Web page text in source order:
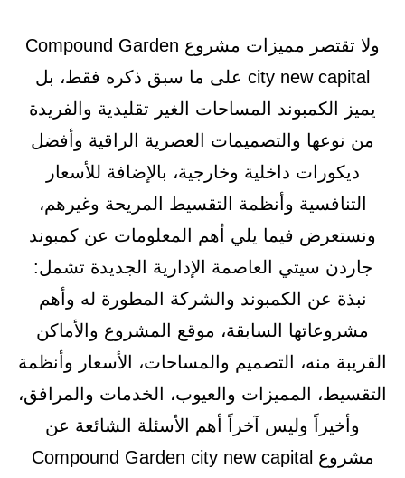
ولا تقتصر مميزات مشروع Compound Garden
city new capital على ما سبق ذكره فقط، بل
يميز الكمبوند المساحات الغير تقليدية والفريدة
من نوعها والتصميمات العصرية الراقية وأفضل
ديكورات داخلية وخارجية، بالإضافة للأسعار
التنافسية وأنظمة التقسيط المريحة وغيرهم،
ونستعرض فيما يلي أهم المعلومات عن كمبوند
جاردن سيتي العاصمة الإدارية الجديدة تشمل:
نبذة عن الكمبوند والشركة المطورة له وأهم
مشروعاتها السابقة، موقع المشروع والأماكن
القريبة منه، التصميم والمساحات، الأسعار وأنظمة
التقسيط، المميزات والعيوب، الخدمات والمرافق،
وأخيراً وليس آخراً أهم الأسئلة الشائعة عن
مشروع Compound Garden city new capital